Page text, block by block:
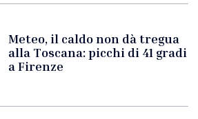
Meteo, il caldo non dà tregua
alla Toscana: picchi di 41 gradi
a Firenze